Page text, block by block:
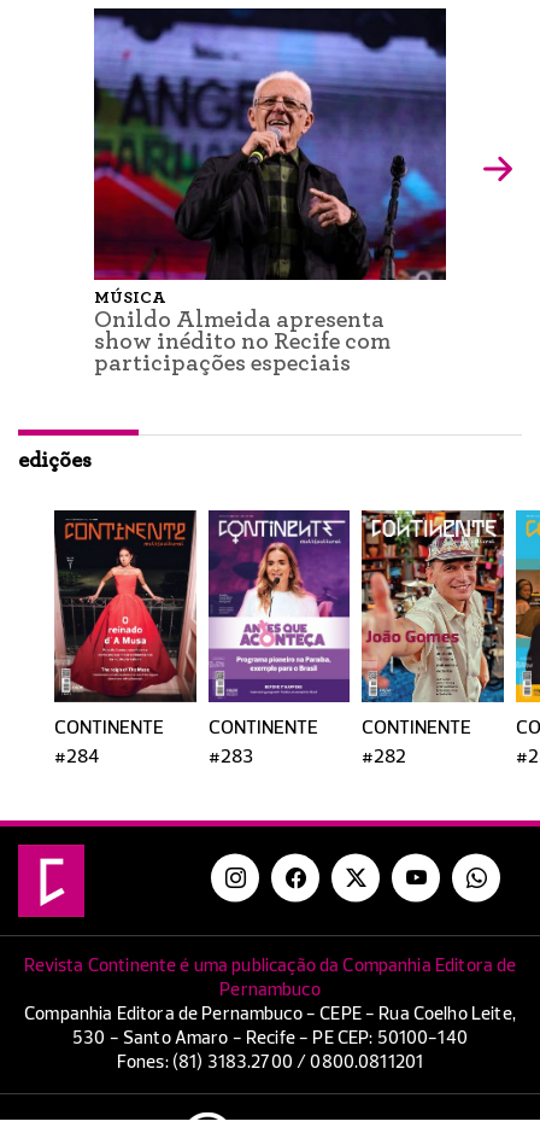
MÚSICA
Onildo Almeida apresenta
show inédito no Recife com
participações especiais
edições
CONTINENTE
#284
CONTINENTE
#283
CONTINENTE
#282
Revista Continente é uma publicação da Companhia Editora de
Pernambuco
Companhia Editora de Pernambuco - CEPE - Rua Coelho Leite,
530 - Santo Amaro - Recife - PE CEP: 50100-140
Fones: (81) 3183.2700 / 0800.0811201